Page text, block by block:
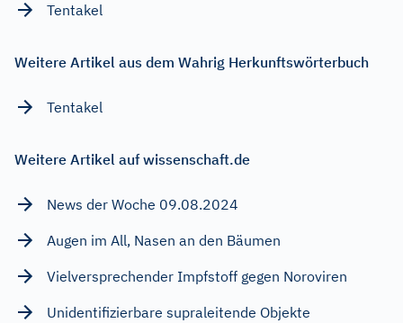
Tentakel
Weitere Artikel aus dem Wahrig Herkunftswörterbuch
Tentakel
Weitere Artikel auf wissenschaft.de
News der Woche 09.08.2024
Augen im All, Nasen an den Bäumen
Vielversprechender Impfstoff gegen Noroviren
Unidentifizierbare supraleitende Objekte